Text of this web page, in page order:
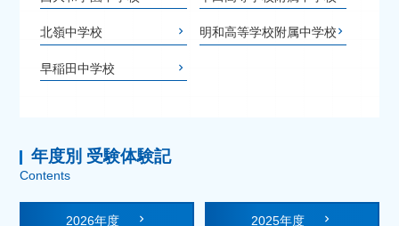
北嶺中学校 明和高等学校附属中学校
早稲田中学校
年度別 受験体験記
Contents
2026年度 2025年度